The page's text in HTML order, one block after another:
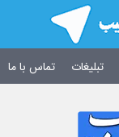
تبلیغات تماس با ما